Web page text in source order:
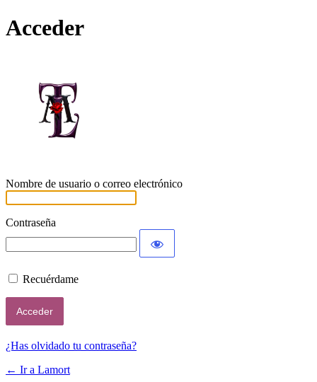
Acceder
Nombre de usuario o correo electrónico
Contraseña
Recuérdame
¿Has olvidado tu contraseña?
← Ir a Lamort